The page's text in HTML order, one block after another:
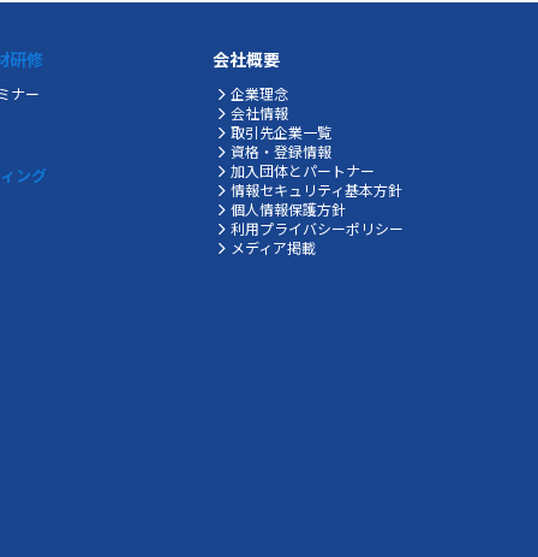
研修
ナー
ング
会社概要
企業理念
会社情報
取引先企業一覧
資格・登録情報
加入団体とパートナー
情報セキュリティ基本方針
個人情報保護方針
利用プライバシーポリシー
メディア掲載